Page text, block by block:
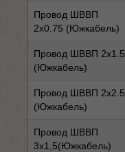
Провод ШВВП
2x0.75 (Южкабель)
Провод ШВВП 2x1.5
(Южкабель)
Провод ШВВП 2x2.5
(Южкабель)
Провод ШВВП
3x1,5(Южкабель)